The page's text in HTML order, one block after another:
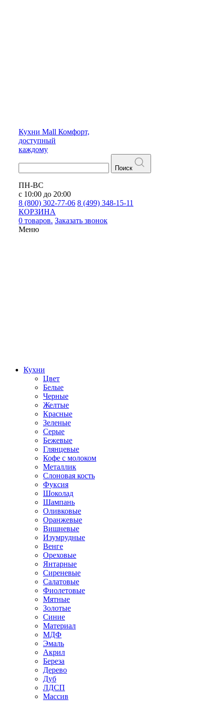
Кухни Mall Комфорт,
доступный
каждому
Поиск
ПН-ВС
с 10:00 до 20:00
8 (800) 302-77-06 8 (499) 348-15-11
КОРЗИНА
0 товаров. Заказать звонок
Меню
Кухни
Цвет
Белые
Черные
Желтые
Красные
Зеленые
Серые
Бежевые
Глянцевые
Кофе с молоком
Металлик
Слоновая кость
Фуксия
Шоколад
Шампань
Оливковые
Оранжевые
Вишневые
Изумрудные
Венге
Ореховые
Янтарные
Сиреневые
Салатовые
Фиолетовые
Мятные
Золотые
Синие
Материал
МДФ
Эмаль
Акрил
Береза
Дерево
Дуб
ЛДСП
Массив